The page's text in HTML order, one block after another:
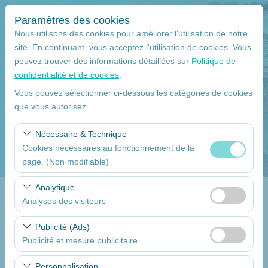
Paramètres des cookies
Nous utilisons des cookies pour améliorer l'utilisation de notre
site. En continuant, vous acceptez l'utilisation de cookies. Vous
pouvez trouver des informations détaillées sur Politique de
confidentialité et de cookies
Vous pouvez sélectionner ci-dessous les catégories de cookies
que vous autorisez.
Nécessaire & Technique
Cookies nécessaires au fonctionnement de la
page. (Non modifiable)
Ces cookies sont nécessaires au bon fonctionnement du
site, à la sécurité, à la gestion des sessions et aux
fonctionnalités de base. Ils ne peuvent pas être
désactivés.
Analytique
Analyses des visiteurs
Ces cookies nous permettent d’analyser la manière dont
notre site est utilisé (nombre de visiteurs, pages les plus
consultées, comportements des utilisateurs). Ces
données sont utilisées pour mesurer les performances
Publicité (Ads)
Publicité et mesure publicitaire
Ces cookies nous permettent d’afficher des publicités
Lieu de ramassage
Mersin
Je déposerai la voiture à un autre endroit.
La date et l'heure du ramassage
09:00
Return date
Dressez la liste des voitures